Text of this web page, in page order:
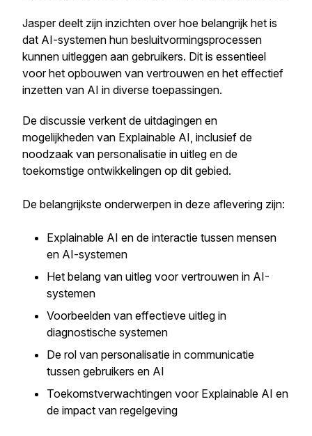
Jasper deelt zijn inzichten over hoe belangrijk het is
dat AI-systemen hun besluitvormingsprocessen
kunnen uitleggen aan gebruikers. Dit is essentieel
voor het opbouwen van vertrouwen en het effectief
inzetten van AI in diverse toepassingen.
De discussie verkent de uitdagingen en
mogelijkheden van Explainable AI, inclusief de
noodzaak van personalisatie in uitleg en de
toekomstige ontwikkelingen op dit gebied.
De belangrijkste onderwerpen in deze aflevering zijn:
Explainable AI en de interactie tussen mensen
en AI-systemen
Het belang van uitleg voor vertrouwen in AI-
systemen
Voorbeelden van effectieve uitleg in
diagnostische systemen
De rol van personalisatie in communicatie
tussen gebruikers en AI
Toekomstverwachtingen voor Explainable AI en
de impact van regelgeving